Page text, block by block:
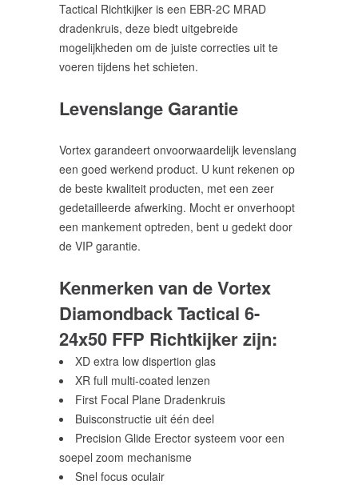
Tactical Richtkijker is een EBR-2C MRAD
dradenkruis, deze biedt uitgebreide
mogelijkheden om de juiste correcties uit te
voeren tijdens het schieten.
Levenslange Garantie
Vortex garandeert onvoorwaardelijk levenslang
een goed werkend product. U kunt rekenen op
de beste kwaliteit producten, met een zeer
gedetailleerde afwerking. Mocht er onverhoopt
een mankement optreden, bent u gedekt door
de VIP garantie.
Kenmerken van de Vortex
Diamondback Tactical 6-
24x50 FFP Richtkijker zijn:
XD extra low dispertion glas
XR full multi-coated lenzen
First Focal Plane Dradenkruis
Buisconstructie uit één deel
Precision Glide Erector systeem voor een
soepel zoom mechanisme
Snel focus oculair